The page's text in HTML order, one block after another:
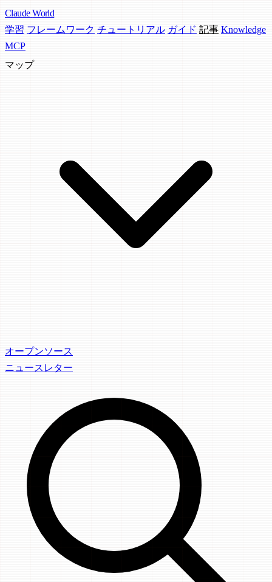
Claude World
学習 フレームワーク チュートリアル ガイド 記事 Knowledge
MCP
マップ
オープンソース
ニュースレター